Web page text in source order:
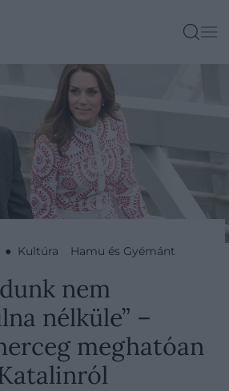
● Kultúra Hamu és Gyémánt
nem
nélküle” –
meghatóan